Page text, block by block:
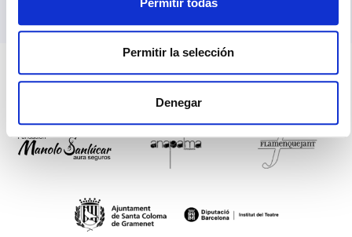
Permitir la selección
Denegar
Colaboradores